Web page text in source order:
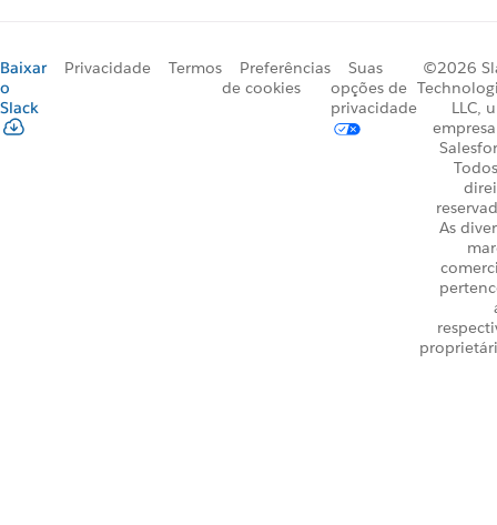
Baixar
o
Slack
Privacidade Termos
Preferências
de cookies
Suas
opções de
privacidade
©2026
LLC,
As